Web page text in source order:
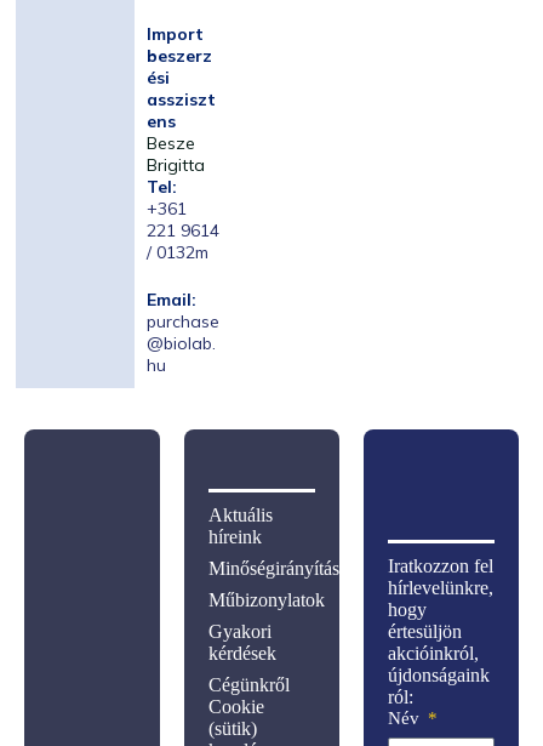
Import
beszerz
ési
assziszt
ens
Besze
Brigitta
Tel:
+361
221 9614
/ 0132m
Email:
purchase
@biolab.
hu
Iratkozzon fel
hírlevelünkre,
hogy
értesüljön
akcióinkról,
újdonságaink
ról:
Név
Aktuális
híreink
Minőségirányítás
Műbizonylatok
Gyakori
kérdések
Cégünkről
Cookie
(sütik)